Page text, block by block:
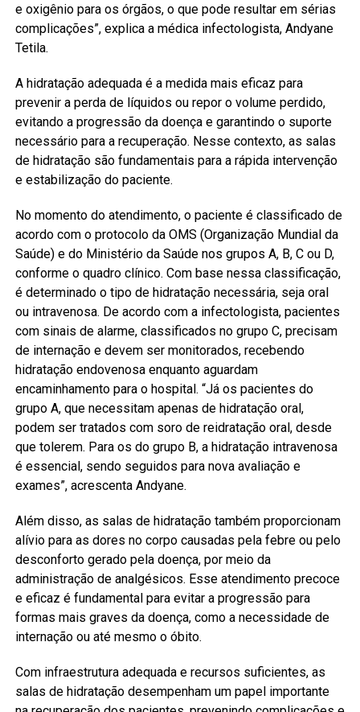
e oxigênio para os órgãos, o que pode resultar em sérias
complicações”, explica a médica infectologista, Andyane
Tetila.
A hidratação adequada é a medida mais eficaz para
prevenir a perda de líquidos ou repor o volume perdido,
evitando a progressão da doença e garantindo o suporte
necessário para a recuperação. Nesse contexto, as salas
de hidratação são fundamentais para a rápida intervenção
e estabilização do paciente.
No momento do atendimento, o paciente é classificado de
acordo com o protocolo da OMS (Organização Mundial da
Saúde) e do Ministério da Saúde nos grupos A, B, C ou D,
conforme o quadro clínico. Com base nessa classificação,
é determinado o tipo de hidratação necessária, seja oral
ou intravenosa. De acordo com a infectologista, pacientes
com sinais de alarme, classificados no grupo C, precisam
de internação e devem ser monitorados, recebendo
hidratação endovenosa enquanto aguardam
encaminhamento para o hospital. “Já os pacientes do
grupo A, que necessitam apenas de hidratação oral,
podem ser tratados com soro de reidratação oral, desde
que tolerem. Para os do grupo B, a hidratação intravenosa
é essencial, sendo seguidos para nova avaliação e
exames”, acrescenta Andyane.
Além disso, as salas de hidratação também proporcionam
alívio para as dores no corpo causadas pela febre ou pelo
desconforto gerado pela doença, por meio da
administração de analgésicos. Esse atendimento precoce
e eficaz é fundamental para evitar a progressão para
formas mais graves da doença, como a necessidade de
internação ou até mesmo o óbito.
Com infraestrutura adequada e recursos suficientes, as
salas de hidratação desempenham um papel importante